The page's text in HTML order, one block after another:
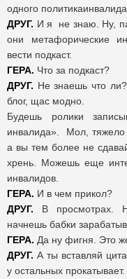
одного
ДРУГ. И я не знаю. Ну,
они метафорические
вести подкаст.
ГЕРА. Что за подкаст?
ДРУГ. Не знаешь что
блог, щас модно.
Будешь ролики
инвалида». Мол, тяжело
а вы тем более не
хрень. Можешь еще
инвалидов.
ГЕРА. И в чем прикол?
ДРУГ. В просмотрах.
начнешь бабки
ГЕРА. Да ну фигня. Это
ДРУГ. А ты вставляй
у остальных прокатывает.